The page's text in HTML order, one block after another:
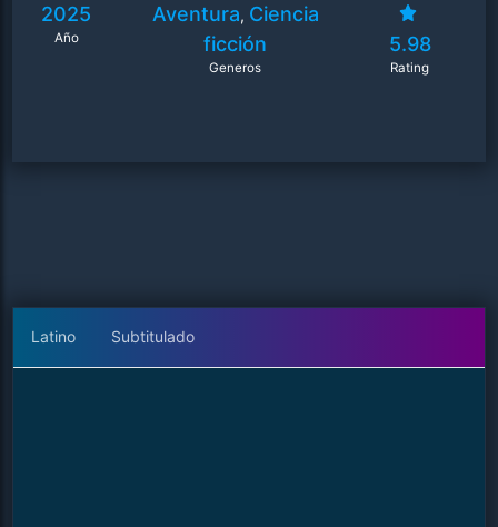
2025
Año
Aventura, Ciencia
ficción
Generos
5.98
Rating
Latino Subtitulado